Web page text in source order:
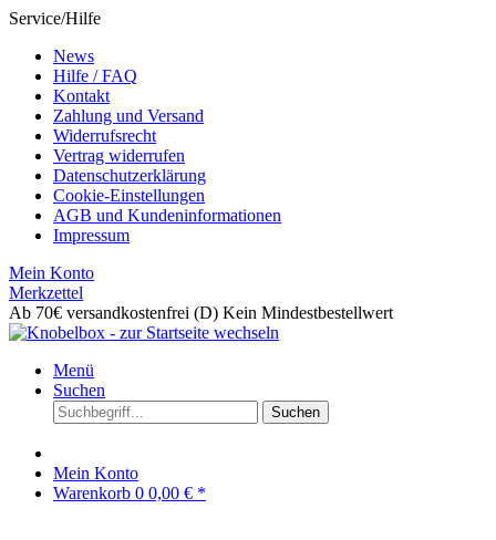
Service/Hilfe
News
Hilfe / FAQ
Kontakt
Zahlung und Versand
Widerrufsrecht
Vertrag widerrufen
Datenschutzerklärung
Cookie-Einstellungen
AGB und Kundeninformationen
Impressum
Mein Konto
Merkzettel
Ab 70€ versandkostenfrei (D) Kein Mindestbestellwert
Menü
Suchen
Suchen
Mein Konto
Warenkorb 0 0,00 € *